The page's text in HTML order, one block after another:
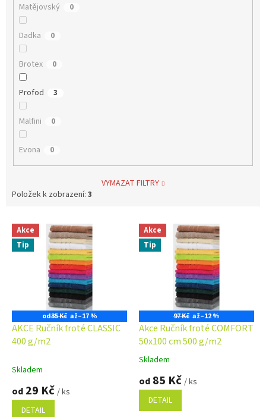
Matějovský 0
Dadka 0
Brotex 0
Profod 3
Malfini 0
Evona 0
VYMAZAT FILTRY
Položek k zobrazení: 3
p
Akce
Tip
od35 Kč až–17 %
AKCE Ručník froté CLASSIC
400 g/m2
Skladem
od 29 Kč / ks
DETAIL
Akce
Tip
97 Kč až–12 %
Akce Ručník froté COMFORT
50x100 cm 500 g/m2
Průměrné
produktu
5,0
Skladem
od 85 Kč / ks
DETAIL